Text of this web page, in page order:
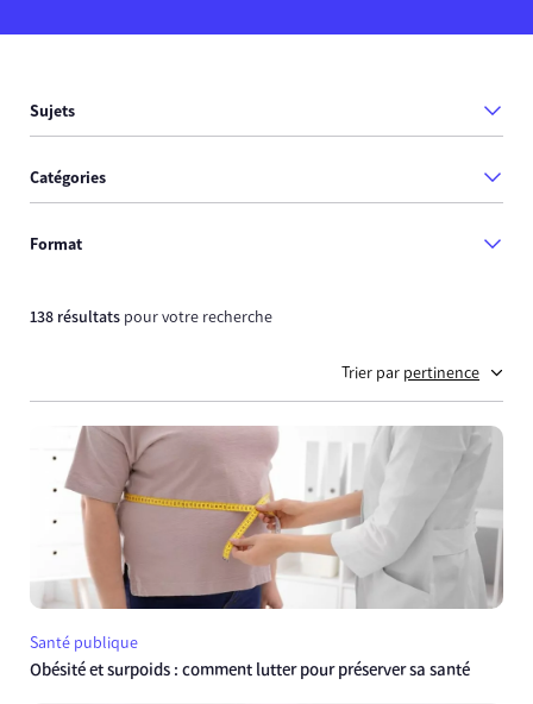
Sujets
Catégories
Format
138 résultats pour votre recherche
Trier par pertinence
Santé publique
Obésité et surpoids : comment lutter pour préserver sa santé